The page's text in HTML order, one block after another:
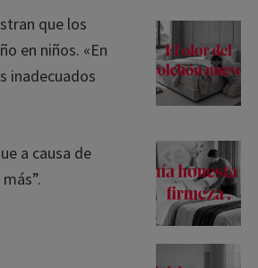
que los
en niños. «En
a causa de